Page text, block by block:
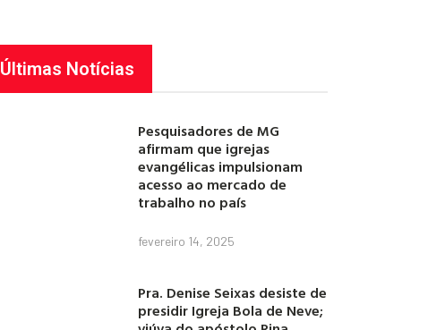
Últimas Notícias
Pesquisadores de MG
afirmam que igrejas
evangélicas impulsionam
acesso ao mercado de
trabalho no país
fevereiro 14, 2025
Pra. Denise Seixas desiste de
presidir Igreja Bola de Neve;